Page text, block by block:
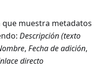
muestra metadatos
Descripción (texto
, Fecha de adición,
directo